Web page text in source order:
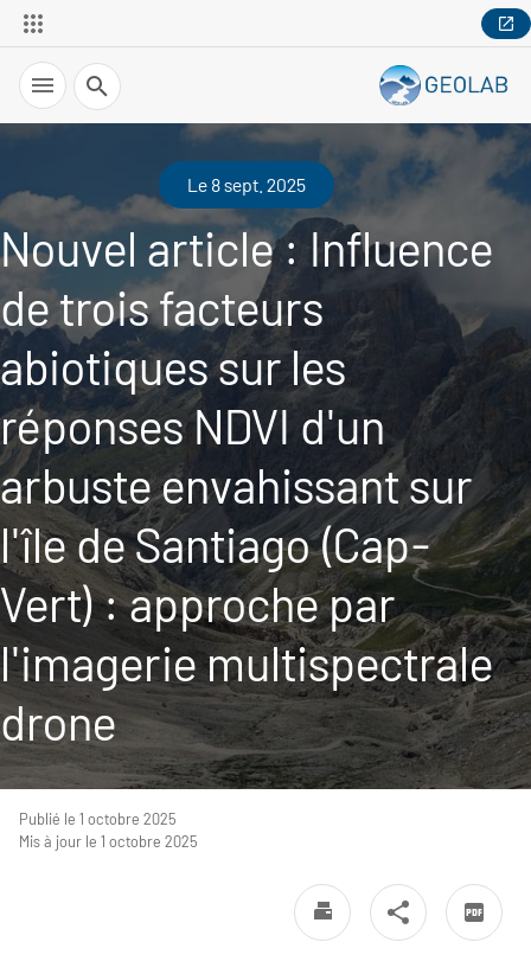
Recherche
Le 8 sept. 2025
Nouvel article : Influence
de trois facteurs
abiotiques sur les
réponses NDVI d'un
arbuste envahissant sur
l'île de Santiago (Cap-
Vert) : approche par
l'imagerie multispectrale
drone
Publié le 1 octobre 2025
Mis à jour le 1 octobre 2025